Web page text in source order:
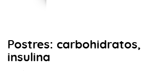
Postres:
insulina